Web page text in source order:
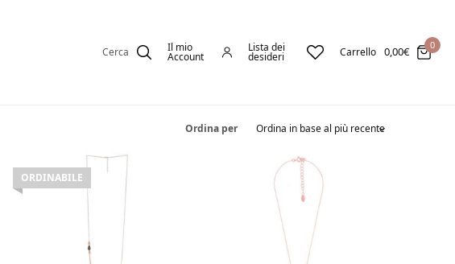
Cerca Il mio
Account
Lista dei
desideri Carrello 0,00€ 0
Ordina per
ORDINABILE